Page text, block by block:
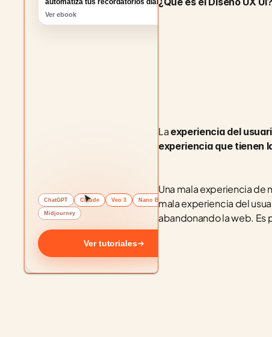
ChatGPT Claude Veo 3 Nano Banana
Midjourney
Ver tutoriales
La experiencia del
experiencia que tienen
Una mala experiencia de
mala experiencia del
abandonando la web. Es